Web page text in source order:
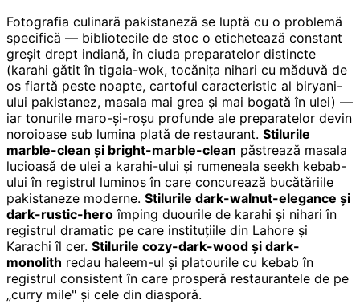
Fotografia culinară pakistaneză se luptă cu o problemă
specifică — bibliotecile de stoc o etichetează constant
greșit drept indiană, în ciuda preparatelor distincte
(karahi gătit în tigaia-wok, tocănița nihari cu măduvă de
os fiartă peste noapte, cartoful caracteristic al biryani-
ului pakistanez, masala mai grea și mai bogată în ulei) —
iar tonurile maro-și-roșu profunde ale preparatelor devin
noroioase sub lumina plată de restaurant. Stilurile
marble-clean și bright-marble-clean păstrează masala
lucioasă de ulei a karahi-ului și rumeneala seekh kebab-
ului în registrul luminos în care concurează bucătăriile
pakistaneze moderne. Stilurile dark-walnut-elegance și
dark-rustic-hero împing duourile de karahi și nihari în
registrul dramatic pe care instituțiile din Lahore și
Karachi îl cer. Stilurile cozy-dark-wood și dark-
monolith redau haleem-ul și platourile cu kebab în
registrul consistent în care prosperă restaurantele de pe
„curry mile" și cele din diasporă.